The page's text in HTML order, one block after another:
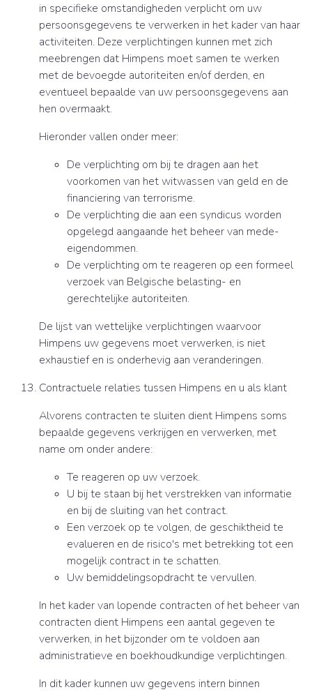
in specifieke omstandigheden verplicht om uw
persoonsgegevens te verwerken in het kader van haar
activiteiten. Deze verplichtingen kunnen met zich
meebrengen dat Himpens moet samen te werken
met de bevoegde autoriteiten en/of derden, en
eventueel bepaalde van uw persoonsgegevens aan
hen overmaakt.
Hieronder vallen onder meer:
De verplichting om bij te dragen aan het
voorkomen van het witwassen van geld en de
financiering van terrorisme.
De verplichting die aan een syndicus worden
opgelegd aangaande het beheer van mede-
eigendommen.
De verplichting om te reageren op een formeel
verzoek van Belgische belasting- en
gerechtelijke autoriteiten.
De lijst van wettelijke verplichtingen waarvoor
Himpens uw gegevens moet verwerken, is niet
exhaustief en is onderhevig aan veranderingen.
Contractuele relaties tussen Himpens en u als klant
Alvorens contracten te sluiten dient Himpens soms
bepaalde gegevens verkrijgen en verwerken, met
name om onder andere:
Te reageren op uw verzoek.
U bij te staan bij het verstrekken van informatie
en bij de sluiting van het contract.
Een verzoek op te volgen, de geschiktheid te
evalueren en de risico's met betrekking tot een
mogelijk contract in te schatten.
Uw bemiddelingsopdracht te vervullen.
In het kader van lopende contracten of het beheer van
contracten dient Himpens een aantal gegeven te
verwerken, in het bijzonder om te voldoen aan
administratieve en boekhoudkundige verplichtingen.
In dit kader kunnen uw gegevens intern binnen